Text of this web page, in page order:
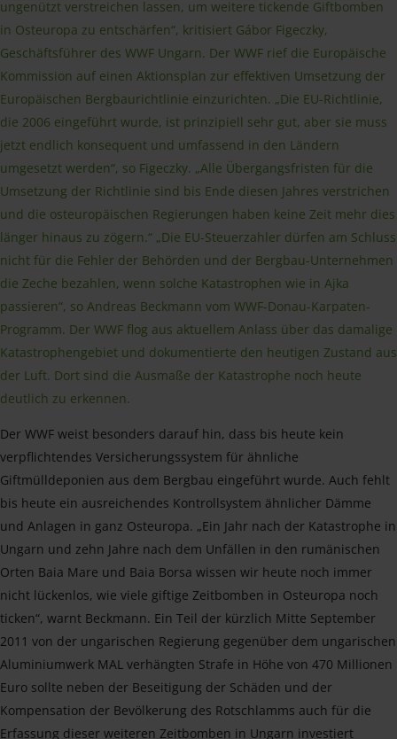
ungenützt verstreichen lassen, um weitere tickende Giftbomben
in Osteuropa zu entschärfen“, kritisiert Gábor Figeczky,
Geschäftsführer des WWF Ungarn. Der WWF rief die Europäische
Kommission auf einen Aktionsplan zur effektiven Umsetzung der
Europäischen Bergbaurichtlinie einzurichten. „Die EU-Richtlinie,
die 2006 eingeführt wurde, ist prinzipiell sehr gut, aber sie muss
jetzt endlich konsequent und umfassend in den Ländern
umgesetzt werden“, so Figeczky. „Alle Übergangsfristen für die
Umsetzung der Richtlinie sind bis Ende diesen Jahres verstrichen
und die osteuropäischen Regierungen haben keine Zeit mehr dies
länger hinaus zu zögern.“ „Die EU-Steuerzahler dürfen am Schluss
nicht für die Fehler der Behörden und der Bergbau-Unternehmen
die Zeche bezahlen, wenn solche Katastrophen wie in Ajka
passieren“, so Andreas Beckmann vom WWF-Donau-Karpaten-
Programm. Der WWF flog aus aktuellem Anlass über das damalige
Katastrophengebiet und dokumentierte den heutigen Zustand aus
der Luft. Dort sind die Ausmaße der Katastrophe noch heute
deutlich zu erkennen.
Der WWF weist besonders darauf hin, dass bis heute kein
verpflichtendes Versicherungssystem für ähnliche
Giftmülldeponien aus dem Bergbau eingeführt wurde. Auch fehlt
bis heute ein ausreichendes Kontrollsystem ähnlicher Dämme
und Anlagen in ganz Osteuropa. „Ein Jahr nach der Katastrophe in
Ungarn und zehn Jahre nach dem Unfällen in den rumänischen
Orten Baia Mare und Baia Borsa wissen wir heute noch immer
nicht lückenlos, wie viele giftige Zeitbomben in Osteuropa noch
ticken“, warnt Beckmann. Ein Teil der kürzlich Mitte September
2011 von der ungarischen Regierung gegenüber dem ungarischen
Aluminiumwerk MAL verhängten Strafe in Höhe von 470 Millionen
Euro sollte neben der Beseitigung der Schäden und der
Kompensation der Bevölkerung des Rotschlamms auch für die
Erfassung dieser weiteren Zeitbomben in Ungarn investiert